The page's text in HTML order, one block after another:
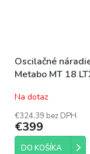
Oscilačné
Metabo MT 18
Na dotaz
€324,39 bez DPH
€399
DO KOŠÍKA